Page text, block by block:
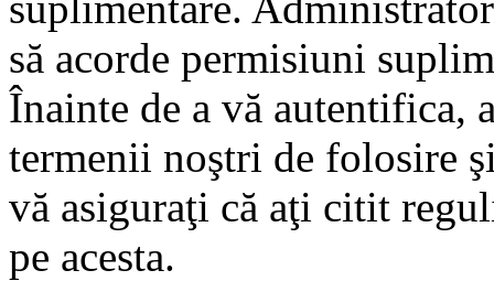
să acorde permisiuni
Înainte de a vă autentifica,
termenii noştri de folosire
vă asiguraţi că aţi citit
pe acesta.